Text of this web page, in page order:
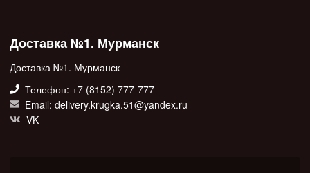
Доставка №1. Мурманск
Доставка №1. Мурманск
Телефон: +7 (8152) 777-777
Email: delivery.krugka.51@yandex.ru
VK